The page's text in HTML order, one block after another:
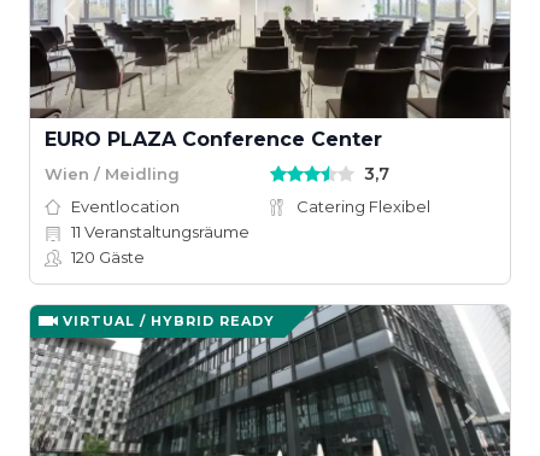
EURO PLAZA Conference Center
Wien / Meidling 3,7
Eventlocation
Catering Flexibel
11 Veranstaltungsräume
120 Gäste
VIRTUAL / HYBRID READY